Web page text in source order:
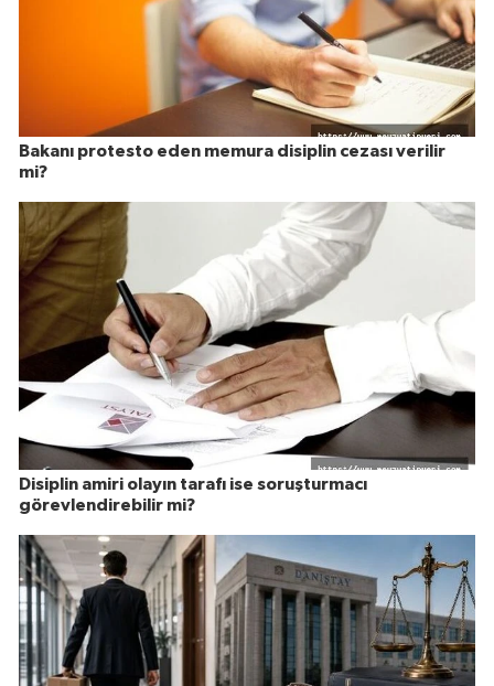
Bakanı protesto eden memura disiplin cezası verilir
mi?
Disiplin amiri olayın tarafı ise soruşturmacı
görevlendirebilir mi?